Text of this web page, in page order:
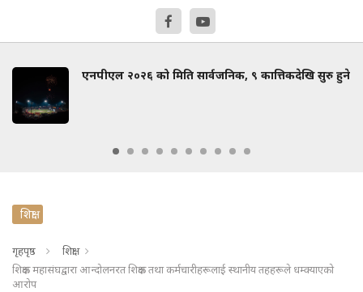
एनपीएल २०२६ को मिति सार्वजनिक, ९ कात्तिकदेखि सुरु हुने
शिक्षा
गृहपृष्ठ
शिक्षा
शिक्षक महासंघद्वारा आन्दोलनरत शिक्षक तथा कर्मचारीहरूलाई स्थानीय तहहरूले धम्क्याएको
आरोप